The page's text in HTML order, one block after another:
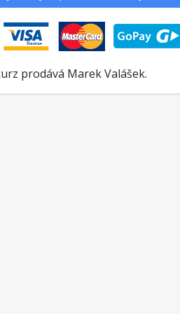
prodává Marek Valášek.